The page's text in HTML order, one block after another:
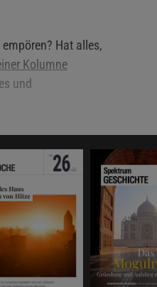
Hat alles,
Kolumne
und
warum
über
ist praktisch
Befindlichkeit
Dass sie